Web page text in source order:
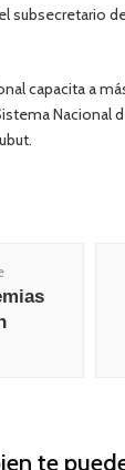
subsecretario
capacita a
Nacional
te